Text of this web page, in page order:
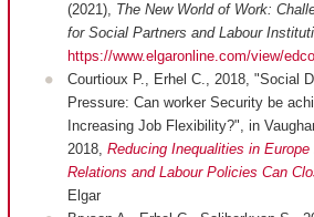
(2021), The New World of Work:
for Social Partners and Labour
https://www.elgaronline.com/view/
Courtioux P., Erhel C., 2018, "Social
Pressure: Can worker Security be
Increasing Job Flexibility?", in
2018, Reducing Inequalities in Europe
Relations and Labour Policies Can
Elgar